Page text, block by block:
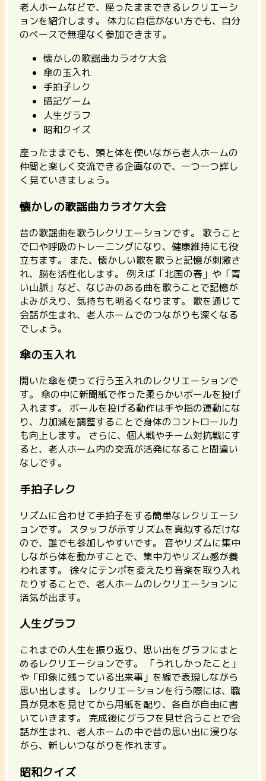
老人ホームなどで、座ったままできるレクリエーシ
ョンを紹介します。
体力に自信がない方でも、自分
のペースで無理なく参加できます。
懐かしの歌謡曲カラオケ大会
傘の玉入れ
手拍子レク
暗記ゲーム
人生グラフ
昭和クイズ
座ったままでも、頭と体を使いながら老人ホームの
仲間と楽しく交流できる企画なので、一つ一つ詳し
く見ていきましょう。
懐かしの歌謡曲カラオケ大会
昔の歌謡曲を歌うレクリエーションです。 歌うこと
で口や呼吸のトレーニングになり、健康維持にも役
立ちます。
また、懐かしい歌を歌うと記憶が刺激さ
れ、脳を活性化します。 例えば「北国の春」や「青
い山脈」など、なじみのある曲を歌うことで記憶が
よみがえり、気持ちも明るくなります。 歌を通じて
会話が生まれ、老人ホームでのつながりも深くなる
でしょう。
傘の玉入れ
開いた傘を使って行う玉入れのレクリエーションで
す。 傘の中に新聞紙で作った柔らかいボールを投げ
入れます。 ボールを投げる動作は手や指の運動にな
り、力加減を調整することで身体のコントロール力
も向上します。
さらに、個人戦やチーム対抗戦にす
ると、老人ホーム内の交流が活発になること間違い
なしです。
手拍子レク
リズムに合わせて手拍子をする簡単なレクリエーシ
ョンです。
スタッフが示すリズムを真似するだけな
ので、誰でも参加しやすいです。 音やリズムに集中
しながら体を動かすことで、集中力やリズム感が養
われます。 徐々にテンポを変えたり音楽を取り入れ
たりすることで、老人ホームのレクリエーションに
活気が出ます。
人生グラフ
これまでの人生を振り返り、思い出をグラフにまと
めるレクリエーションです。 「うれしかったこと」
や「印象に残っている出来事」を線で表現しながら
思い出します。
レクリエーションを行う際には、職
員が見本を見せてから用紙を配り、各自が自由に書
いていきます。
完成後にグラフを見せ合うことで会
話が生まれ、老人ホームの中で昔の思い出に浸りな
がら、新しいつながりを作れます。
昭和クイズ